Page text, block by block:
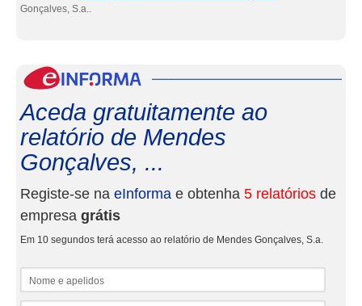
Gonçalves, S.a..
Aceda gratuitamente ao
relatório de Mendes
Gonçalves, ...
Registe-se na eInforma e obtenha 5 relatórios de
empresa grátis
Em 10 segundos terá acesso ao relatório de Mendes Gonçalves, S.a.